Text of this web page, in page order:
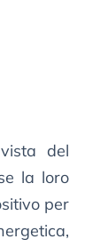
del
la loro
per